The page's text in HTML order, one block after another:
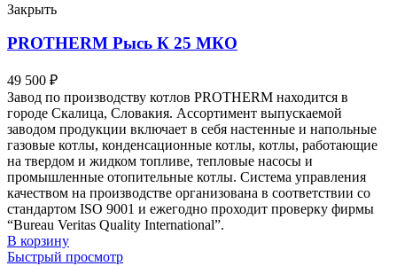
Закрыть
PROTHERM Рысь К 25 MКО
49 500 ₽
Завод по производству котлов PROTHERM находится в
городе Скалица, Словакия. Ассортимент выпускаемой
заводом продукции включает в себя настенные и напольные
газовые котлы, конденсационные котлы, котлы, работающие
на твердом и жидком топливе, тепловые насосы и
промышленные отопительные котлы. Система управления
качеством на производстве организована в соответствии со
стандартом ISO 9001 и ежегодно проходит проверку фирмы
“Bureau Veritas Quality International”.
В корзину
Быстрый просмотр